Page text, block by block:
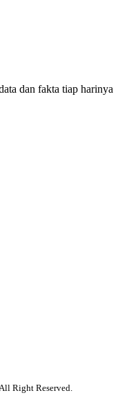
dan fakta tiap harinya
Right Reserved.